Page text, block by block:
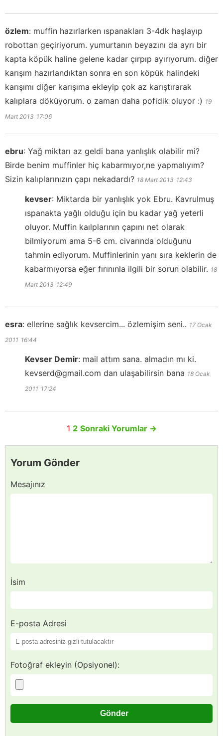
özlem: muffin hazırlarken ıspanakları 3-4dk haşlayıp
robottan geçiriyorum. yumurtanın beyazını da ayrı bir
kapta köpük haline gelene kadar çırpıp ayırıyorum. diğer
karışım hazırlandıktan sonra en son köpük halindeki
karışımı diğer karışıma ekleyip çok az karıştırarak
kalıplara döküyorum. o zaman daha pofidik oluyor :) 19
Mart 2013 17:06
ebru: Yağ miktarı az geldi bana yanlışlık olabilir mi?
Birde benim muffinler hiç kabarmıyor,ne yapmalıyım?
Sizin kalıplarınızın çapı nekadardı? 18 Mart 2013 12:43
kevser: Miktarda bir yanlışlık yok Ebru. Kavrulmuş
ıspanakta yağlı olduğu için bu kadar yağ yeterli
oluyor. Muffin kaılplarının çapını net olarak
bilmiyorum ama 5-6 cm. civarında olduğunu
tahmin ediyorum. Muffinlerinin yanı sıra keklerin de
kabarmıyorsa eğer fırınınla ilgili bir sorun olabilir. 18
Mart 2013 12:49
esra: ellerine sağlık kevsercim... özlemişim seni.. 17 Ocak
2011 16:44
Kevser Demir: mail attım sana. almadın mı ki.
kevserd@gmail.com dan ulaşabilirsin bana 18 Ocak
2011 17:24
1 2 Sonraki Yorumlar →
Yorum Gönder
Mesajınız
İsim
E-posta Adresi
Fotoğraf ekleyin (Opsiyonel):